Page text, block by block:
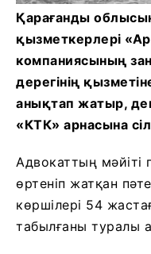
Қарағанды
қызметкерлері
компаниясының
дерегінің
анықтап жатыр,
«КТК» арнасына
Адвокаттың
өртеніп жатқан
көршілері 54
табылғаны туралы